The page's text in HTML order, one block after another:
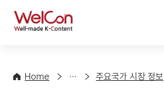
WelCon
Home
향
주요국가 시장 정보